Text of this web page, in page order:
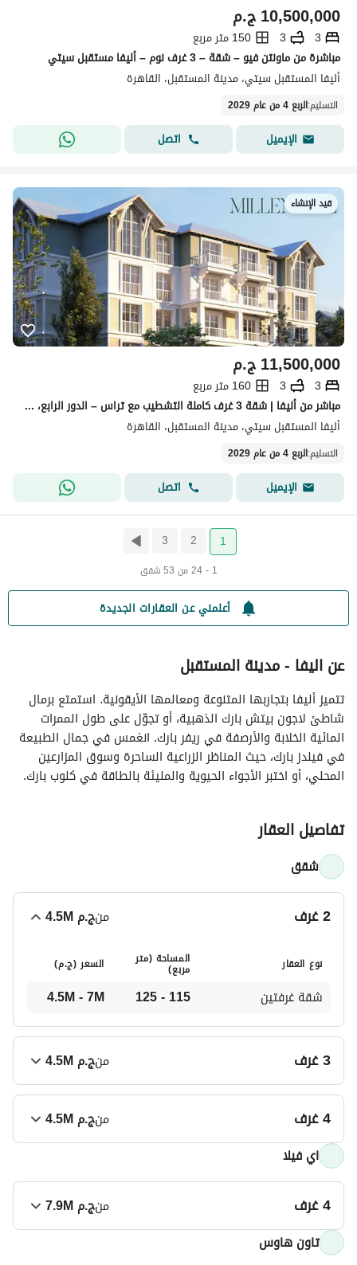
ج.م10,500,000
3
3
150 متر مربع
مباشرة من ماونتن فيو – شقة – 3 غرف نوم – أليفا مستقبل سيتي
أليفا المستقبل سيتي، مدينة المستقبل، القاهرة
التسليم:الربع 4 من عام 2029
الإيميل اتصل
قيد الإنشاء
ج.م11,500,000
3
3
160 متر مربع
مباشر من أليفا | شقة 3 غرف كاملة التشطيب مع تراس – الدور الرابع، مدينة المستقبل
أليفا المستقبل سيتي، مدينة المستقبل، القاهرة
التسليم:الربع 4 من عام 2029
الإيميل اتصل
1
2
3
1 - 24 من 53 شقق
أعلمني عن العقارات الجديدة
عن اليفا - مدينة المستقبل
تتميز أليفا بتجاربها المتنوعة ومعالمها الأيقونية. استمتع برمال
شاطئ لاجون بيتش بارك الذهبية، أو تجوّل على طول الممرات
المائية الخلابة والأرصفة في ريفر بارك. انغمس في جمال الطبيعة
في فيلدز بارك، حيث المناظر الزراعية الساحرة وسوق المزارعين
المحلي، أو اختبر الأجواء الحيوية والمليئة بالطاقة في كلوب بارك.
تفاصيل العقار
شقق
2 غرف منج.م4.5M
نوع العقار المساحة (متر
مربع) السعر (ج.م)
شقة غرفتين 115 - 125
4.5M - 7M
3 غرف منج.م4.5M
شقة 3 غرف نوم 115 - 135
4.5M - 7M
4 غرف منج.م4.5M
نوع العقار
شقة 4 غرف نوم 4.5M - 7M
اي فيلا
4 غرف منج.م7.9M
نوع العقار
تاون هاوس